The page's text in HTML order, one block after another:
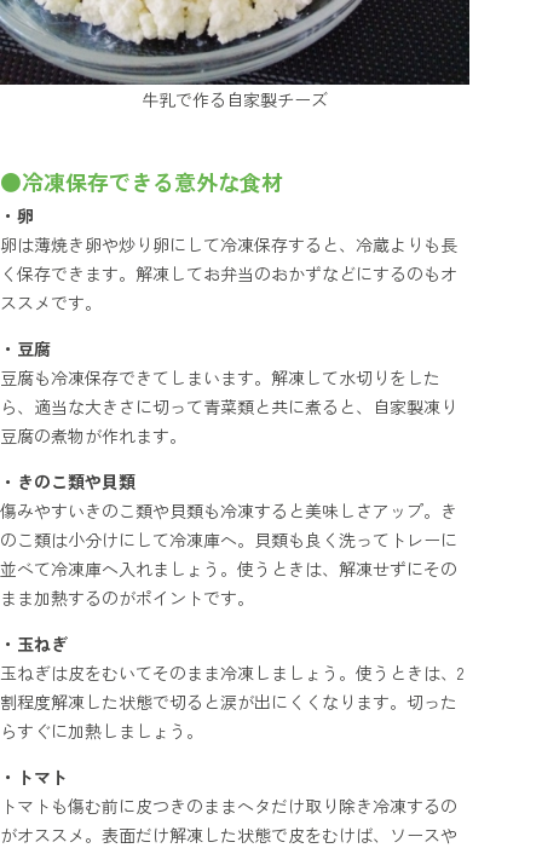
牛乳で作る自家製チーズ
●冷凍保存できる意外な食材
・卵
卵は薄焼き卵や炒り卵にして冷凍保存すると、冷蔵よりも長
く保存できます。解凍してお弁当のおかずなどにするのもオ
ススメです。
・豆腐
豆腐も冷凍保存できてしまいます。解凍して水切りをした
ら、適当な大きさに切って青菜類と共に煮ると、自家製凍り
豆腐の煮物が作れます。
・きのこ類や貝類
傷みやすいきのこ類や貝類も冷凍すると美味しさアップ。き
のこ類は小分けにして冷凍庫へ。貝類も良く洗ってトレーに
並べて冷凍庫へ入れましょう。使うときは、解凍せずにその
まま加熱するのがポイントです。
・玉ねぎ
玉ねぎは皮をむいてそのまま冷凍しましょう。使うときは、2
割程度解凍した状態で切ると涙が出にくくなります。切った
らすぐに加熱しましょう。
・トマト
トマトも傷む前に皮つきのままヘタだけ取り除き冷凍するの
がオススメ。表面だけ解凍した状態で皮をむけば、ソースや